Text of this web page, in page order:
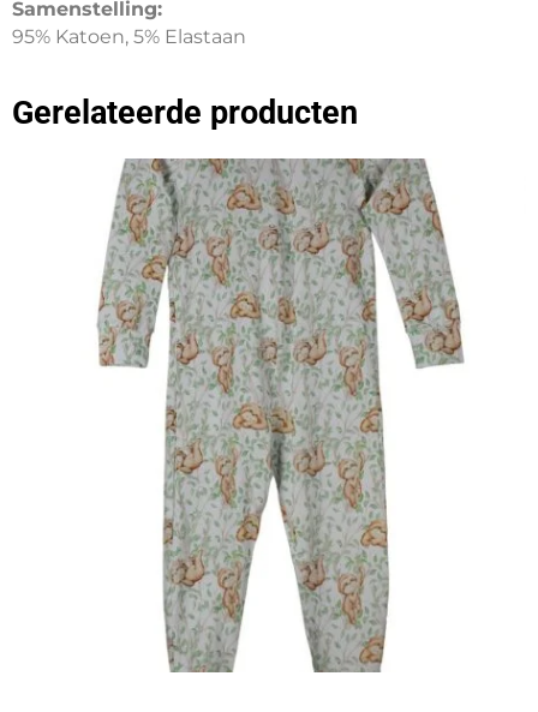
Samenstelling:
95% Katoen, 5% Elastaan
Gerelateerde producten